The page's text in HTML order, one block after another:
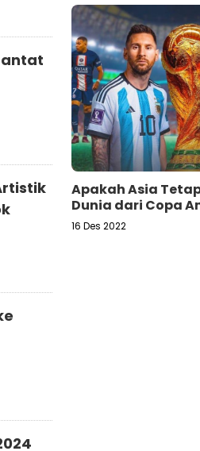
antat
Apakah Asia
Dunia dari Copa
16 Des 2022